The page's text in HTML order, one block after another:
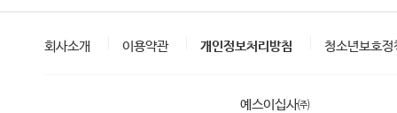
회사소개 이용약관 개인정보처리방침 청소년보호정
예스이십사㈜